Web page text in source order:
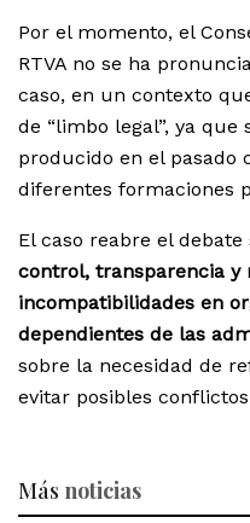
Por el momento, el
RTVA no se ha
caso, en un contexto
de “limbo legal”, ya
producido en el pasado
diferentes formaciones
El caso reabre el
control, transparencia y
incompatibilidades en
dependientes de las
sobre la necesidad de
evitar posibles
Más noticias